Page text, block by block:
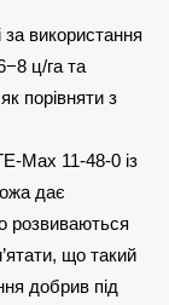
за використання
ц/га та
порівняти з
Max 11-48-0 із
дає
розвиваються
що такий
добрив під